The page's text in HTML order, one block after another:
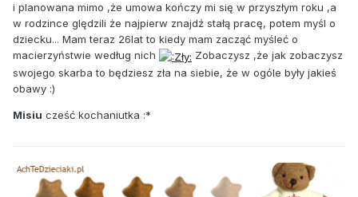
i planowana mimo ,że umowa kończy mi się w przyszłym roku ,a
w rodzince ględzili że najpierw znajdź stałą pracę, potem myśl o
dziecku... Mam teraz 26lat to kiedy mam zacząć myśleć o
macierzyństwie według nich
Zobaczysz ,że jak zobaczysz
swojego skarba to będziesz zła na siebie, że w ogóle były jakieś
obawy :)
Misiu cześć kochaniutka :*